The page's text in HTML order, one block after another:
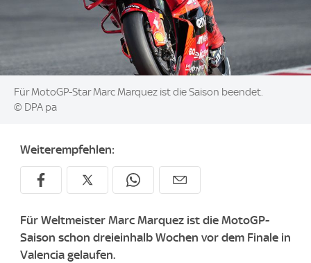
Image:
Für MotoGP-Star Marc Marquez ist die Saison beendet.
© DPA pa
Weiterempfehlen:
Für Weltmeister Marc Marquez ist die MotoGP-
Saison schon dreieinhalb Wochen vor dem Finale in
Valencia gelaufen.